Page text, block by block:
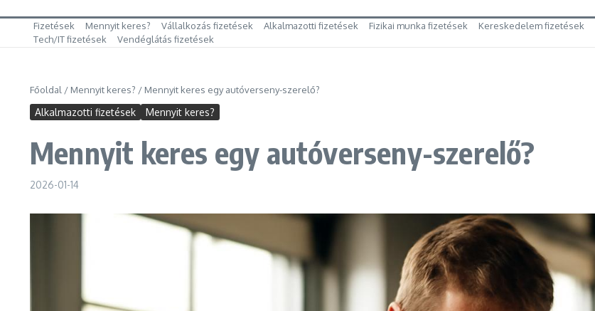
Fizetések Mennyit keres? Vállalkozás fizetések Alkalmazotti fizetések Fizikai munka fizetések Kereskedelem fizetések
Tech/IT fizetések
Vendéglátás fizetések
Főoldal / Mennyit keres? / Mennyit keres egy autóverseny-szerelő?
Alkalmazotti fizetések Mennyit keres?
Mennyit keres egy autóverseny-szerelő?
2026-01-14